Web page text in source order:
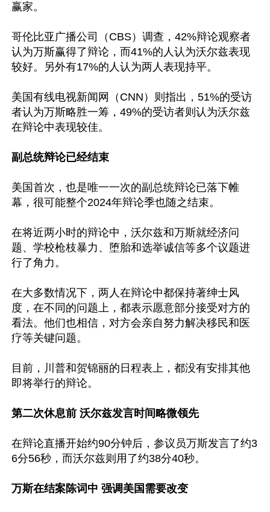
赢家。
哥伦比亚广播公司（CBS）调查，42%辩论观察者
认为万斯赢得了辩论，而41%的人认为沃尔兹表现
较好。另外有17%的人认为两人表现持平。
美国有线电视新闻网（CNN）则指出，51%的受访
者认为万斯略胜一筹，49%的受访者则认为沃尔兹
在辩论中表现较佳。
副总统辩论已经结束
美国首次，也是唯一一次的副总统辩论已落下帷
幕，很可能整个2024年辩论季也随之结束。
在将近两小时的辩论中，沃尔兹和万斯就经济问
题、学校枪枝暴力、堕胎和选举诚信等多个议题进
行了角力。
在大多数情况下，两人在辩论中都保持著绅士风
度，在不同的问题上，都表示愿意部分接受对方的
看法。他们也相信，对方会亲自努力解决移民和医
疗等关键问题。
目前，川普和贺锦丽的日程表上，都没有安排其他
即将举行的辩论。
第二次休息前 沃尔兹发言时间略微领先
在辩论直播开始约90分钟后，参议员万斯发言了约3
6分56秒，而沃尔兹则用了约38分40秒。
万斯在结案陈词中 强调美国需要改变